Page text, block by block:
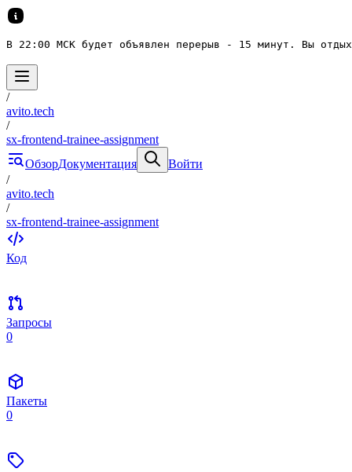
В 22:00 МСК будет объявлен перерыв - 15 минут. Вы
/
avito.tech
/
sx-frontend-trainee-assignment
ОбзорДокументация
Войти
/
avito.tech
/
sx-frontend-trainee-assignment
Код
Запросы
0
Пакеты
0